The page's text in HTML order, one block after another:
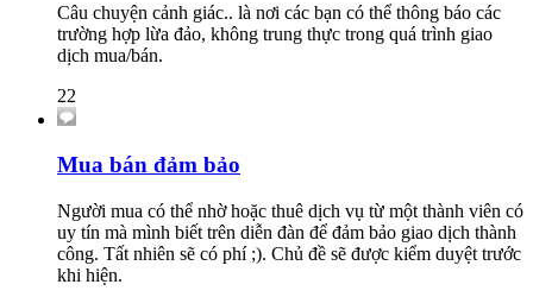
Câu chuyện cảnh giác.. là nơi các bạn có thể thông báo các
trường hợp lừa đảo, không trung thực trong quá trình giao
dịch mua/bán.
22
Mua bán đảm bảo
Người mua có thể nhờ hoặc thuê dịch vụ từ một thành viên có
uy tín mà mình biết trên diễn đàn để đảm bảo giao dịch thành
công. Tất nhiên sẽ có phí ;). Chủ đề sẽ được kiểm duyệt trước
khi hiện.